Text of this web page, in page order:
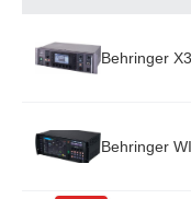
Behringer
Behringer